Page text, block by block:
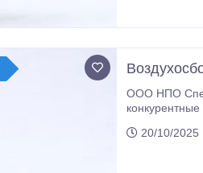
ООО НПО
20/10/2025